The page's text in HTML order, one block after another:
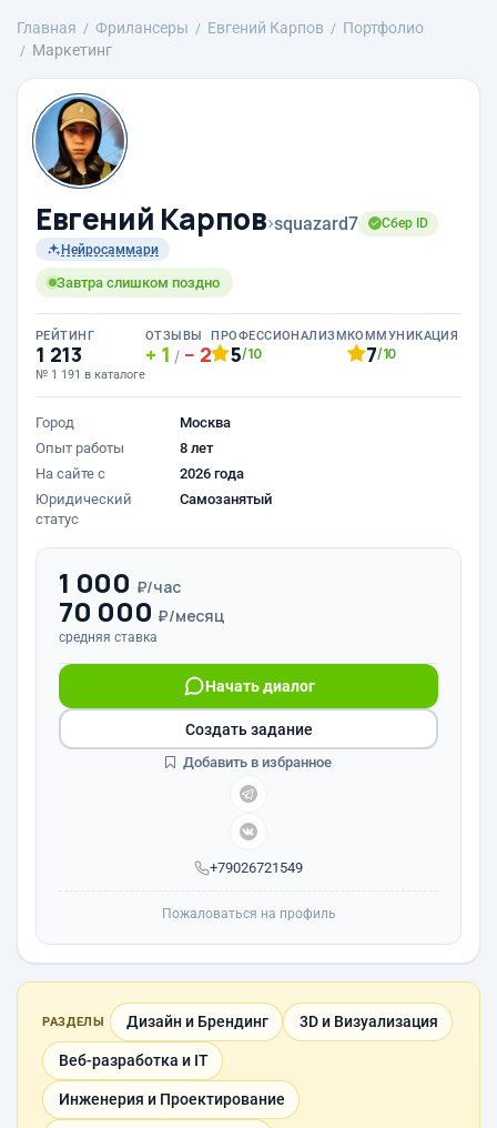
Главная Фрилансеры Евгений Карпов
Портфолио
Маркетинг
Евгений Карпов›squazard7
Сбер ID
Нейросаммари
Завтра слишком поздно
РЕЙТИНГ
1 213
№ 1 191 в каталоге
ОТЗЫВЫ
1 / 2
ПРОФЕССИОНАЛИЗМ
5/10
КОММУНИКАЦИЯ
7/10
Город
Москва
Опыт работы
8 лет
На сайте с
2026 года
Юридический
статус
Самозанятый
1 000 ₽/час
70 000 ₽/месяц
средняя ставка
+79026721549
Начать диалог
Создать задание
Добавить в избранное
Пожаловаться на профиль
РАЗДЕЛЫ Дизайн и Брендинг 3D и Визуализация
Веб-разработка и IT
Инженерия и Проектирование